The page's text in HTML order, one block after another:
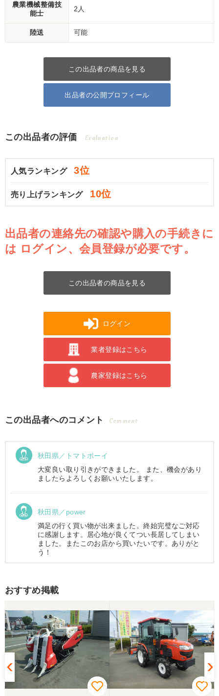
農業機械整備技
能士
2人
陸送 可能
この出品者の商品を見る
出品者の公開プロフィール
この出品者の評価 Evaluation
人気ランキング 3位
売り上げランキング 10位
出品者の連絡先の確認や購入の手続きに
は ログイン、会員登録が必要です。
この出品者の商品を見る
ログイン
業者登録はこちら
農家登録はこちら
この出品者へのコメント Comment
秋田県／トマトボーイ
大変良い取り引きができました。 また、機会があり
ましたらよろしくお願いいたします。
秋田県／power
満足の行く買い物が出来ました。終始完璧なご対応
に感謝します。居心地が良くてつい長居してしまい
ました。またこのお店から買いたいです。ありがと
う！
秋田県／小野
社長様はじめスタッフ皆様も素晴らしく、よい取引
す。
秋田県／taegahara hitosui
美品を格安で譲って頂き、また当該機械を途中まで
無料で運んで頂き有り難うございました。非常に良
い出品者です、
おすすめ掲載